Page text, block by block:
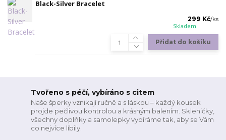
Black-Silver Bracelet
299 Kč/ks
Skladem
Přidat do košíku
Tvořeno s péčí, vybíráno s citem
Naše šperky vznikají ručně a s láskou – každý kousek
projde pečlivou kontrolou a krásným balením. Skleničky,
všechny doplňky a samolepky vybíráme tak, aby se Vám
co nejvíce líbily.